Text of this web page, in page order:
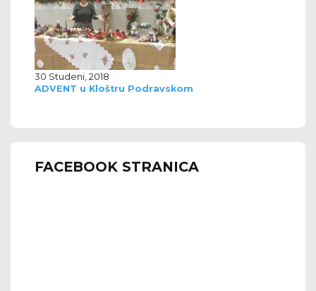
30 Studeni, 2018
ADVENT u Kloštru Podravskom
FACEBOOK STRANICA